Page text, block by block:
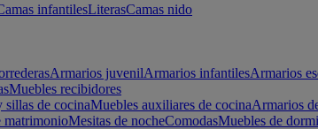
infantilesLiterasCamas nido
Armarios juvenilArmarios infantilesArmarios
Muebles recibidores
sillas de cocinaMuebles auxiliares de cocinaArmarios
matrimonioMesitas de nocheComodasMuebles de